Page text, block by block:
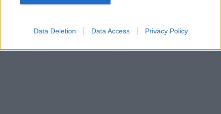
Data Deletion Data Access Privacy Policy